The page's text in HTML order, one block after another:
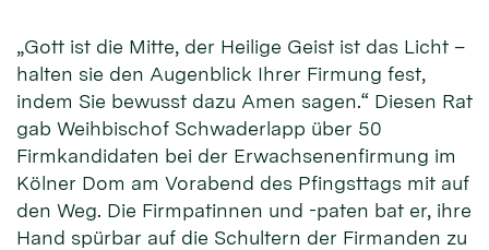
„Gott ist die Mitte, der Heilige Geist ist das Licht –
halten sie den Augenblick Ihrer Firmung fest,
indem Sie bewusst dazu Amen sagen.“ Diesen Rat
gab Weihbischof Schwaderlapp über 50
Firmkandidaten bei der Erwachsenenfirmung im
Kölner Dom am Vorabend des Pfingsttags mit auf
den Weg. Die Firmpatinnen und -paten bat er, ihre
Hand spürbar auf die Schultern der Firmanden zu